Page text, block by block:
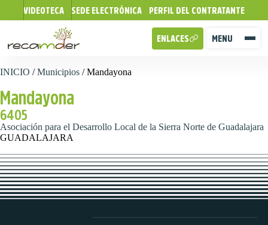
VIDEOTECA SEDE ELECTRÓNICA PERFIL DEL CONTRATANTE
MENU
ENLACES
INICIO /Municipios /Mandayona
Mandayona
6405
Asociación para el Desarrollo Local de la Sierra Norte de Guadalajara
GUADALAJARA